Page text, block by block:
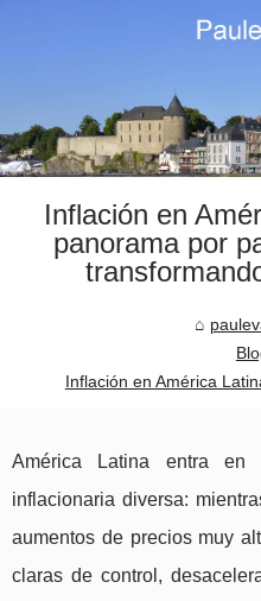
Inflación en
panorama por
Inflación en América
América Latina entra en
inflacionaria diversa:
aumentos de precios muy
claras de control,